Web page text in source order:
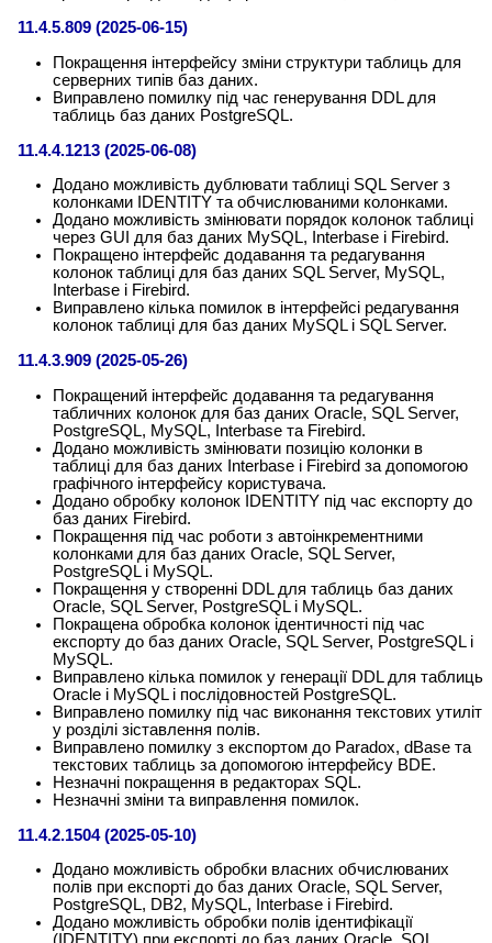
11.4.5.809 (2025-06-15)
Покращення інтерфейсу зміни структури таблиць для
серверних типів баз даних.
Виправлено помилку під час генерування DDL для
таблиць баз даних PostgreSQL.
11.4.4.1213 (2025-06-08)
Додано можливість дублювати таблиці SQL Server з
колонками IDENTITY та обчислюваними колонками.
Додано можливість змінювати порядок колонок таблиці
через GUI для баз даних MySQL, Interbase і Firebird.
Покращено інтерфейс додавання та редагування
колонок таблиці для баз даних SQL Server, MySQL,
Interbase і Firebird.
Виправлено кілька помилок в інтерфейсі редагування
колонок таблиці для баз даних MySQL і SQL Server.
11.4.3.909 (2025-05-26)
Покращений інтерфейс додавання та редагування
табличних колонок для баз даних Oracle, SQL Server,
PostgreSQL, MySQL, Interbase та Firebird.
Додано можливість змінювати позицію колонки в
таблиці для баз даних Interbase і Firebird за допомогою
графічного інтерфейсу користувача.
Додано обробку колонок IDENTITY під час експорту до
баз даних Firebird.
Покращення під час роботи з автоінкрементними
колонками для баз даних Oracle, SQL Server,
PostgreSQL і MySQL.
Покращення у створенні DDL для таблиць баз даних
Oracle, SQL Server, PostgreSQL і MySQL.
Покращена обробка колонок ідентичності під час
експорту до баз даних Oracle, SQL Server, PostgreSQL і
MySQL.
Виправлено кілька помилок у генерації DDL для таблиць
Oracle і MySQL і послідовностей PostgreSQL.
Виправлено помилку під час виконання текстових утиліт
у розділі зіставлення полів.
Виправлено помилку з експортом до Paradox, dBase та
текстових таблиць за допомогою інтерфейсу BDE.
Незначні покращення в редакторах SQL.
Незначні зміни та виправлення помилок.
11.4.2.1504 (2025-05-10)
Додано можливість обробки власних обчислюваних
полів при експорті до баз даних Oracle, SQL Server,
PostgreSQL, DB2, MySQL, Interbase і Firebird.
Додано можливість обробки полів ідентифікації